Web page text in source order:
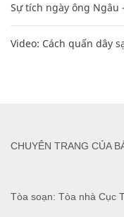
Sự tích ngày ông
Video: Cách quấn dây
Tòa soạn: Tòa nhà Cục
CHUYÊN TRANG CỦA